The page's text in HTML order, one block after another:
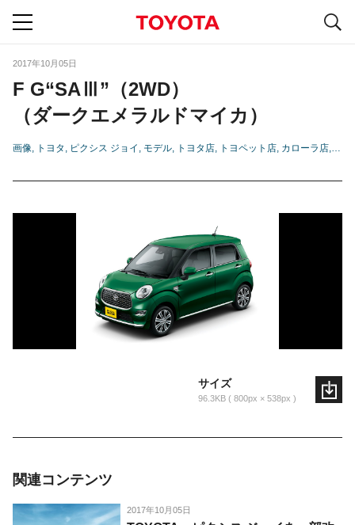
2017年10月05日
F G“SAⅢ”（2WD）
（ダークエメラルドマイカ）
画像 トヨタ ピクシス ジョイ モデル トヨタ店 トヨペット店 カローラ店 ネ
サイズ
96.3KB 800px × 538px
関連コンテンツ
2017年10月05日